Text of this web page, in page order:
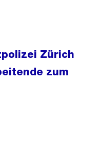
Zürich
zum